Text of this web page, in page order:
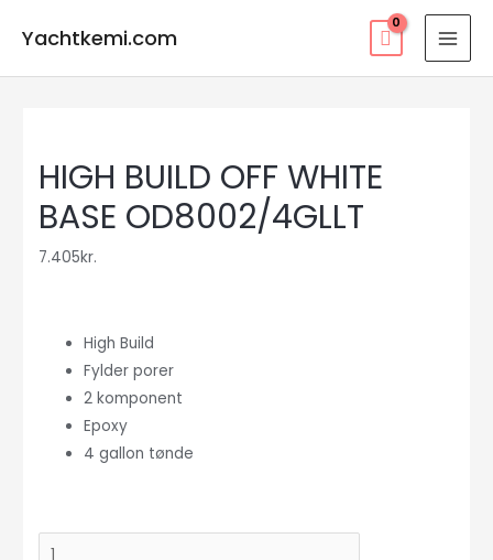
Yachtkemi.com
HIGH BUILD OFF WHITE
BASE OD8002/4GLLT
7.405kr.
High Build
Fylder porer
2 komponent
Epoxy
4 gallon tønde
HIGH